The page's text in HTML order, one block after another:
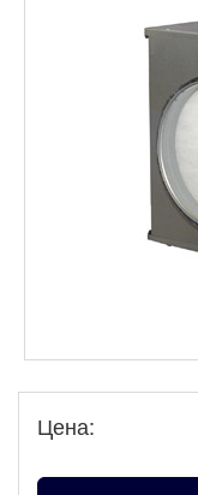
Цена: